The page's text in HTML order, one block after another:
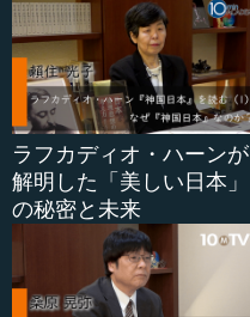
ラフカディオ・ハーンが
解明した「美しい日本」
の秘密と未来